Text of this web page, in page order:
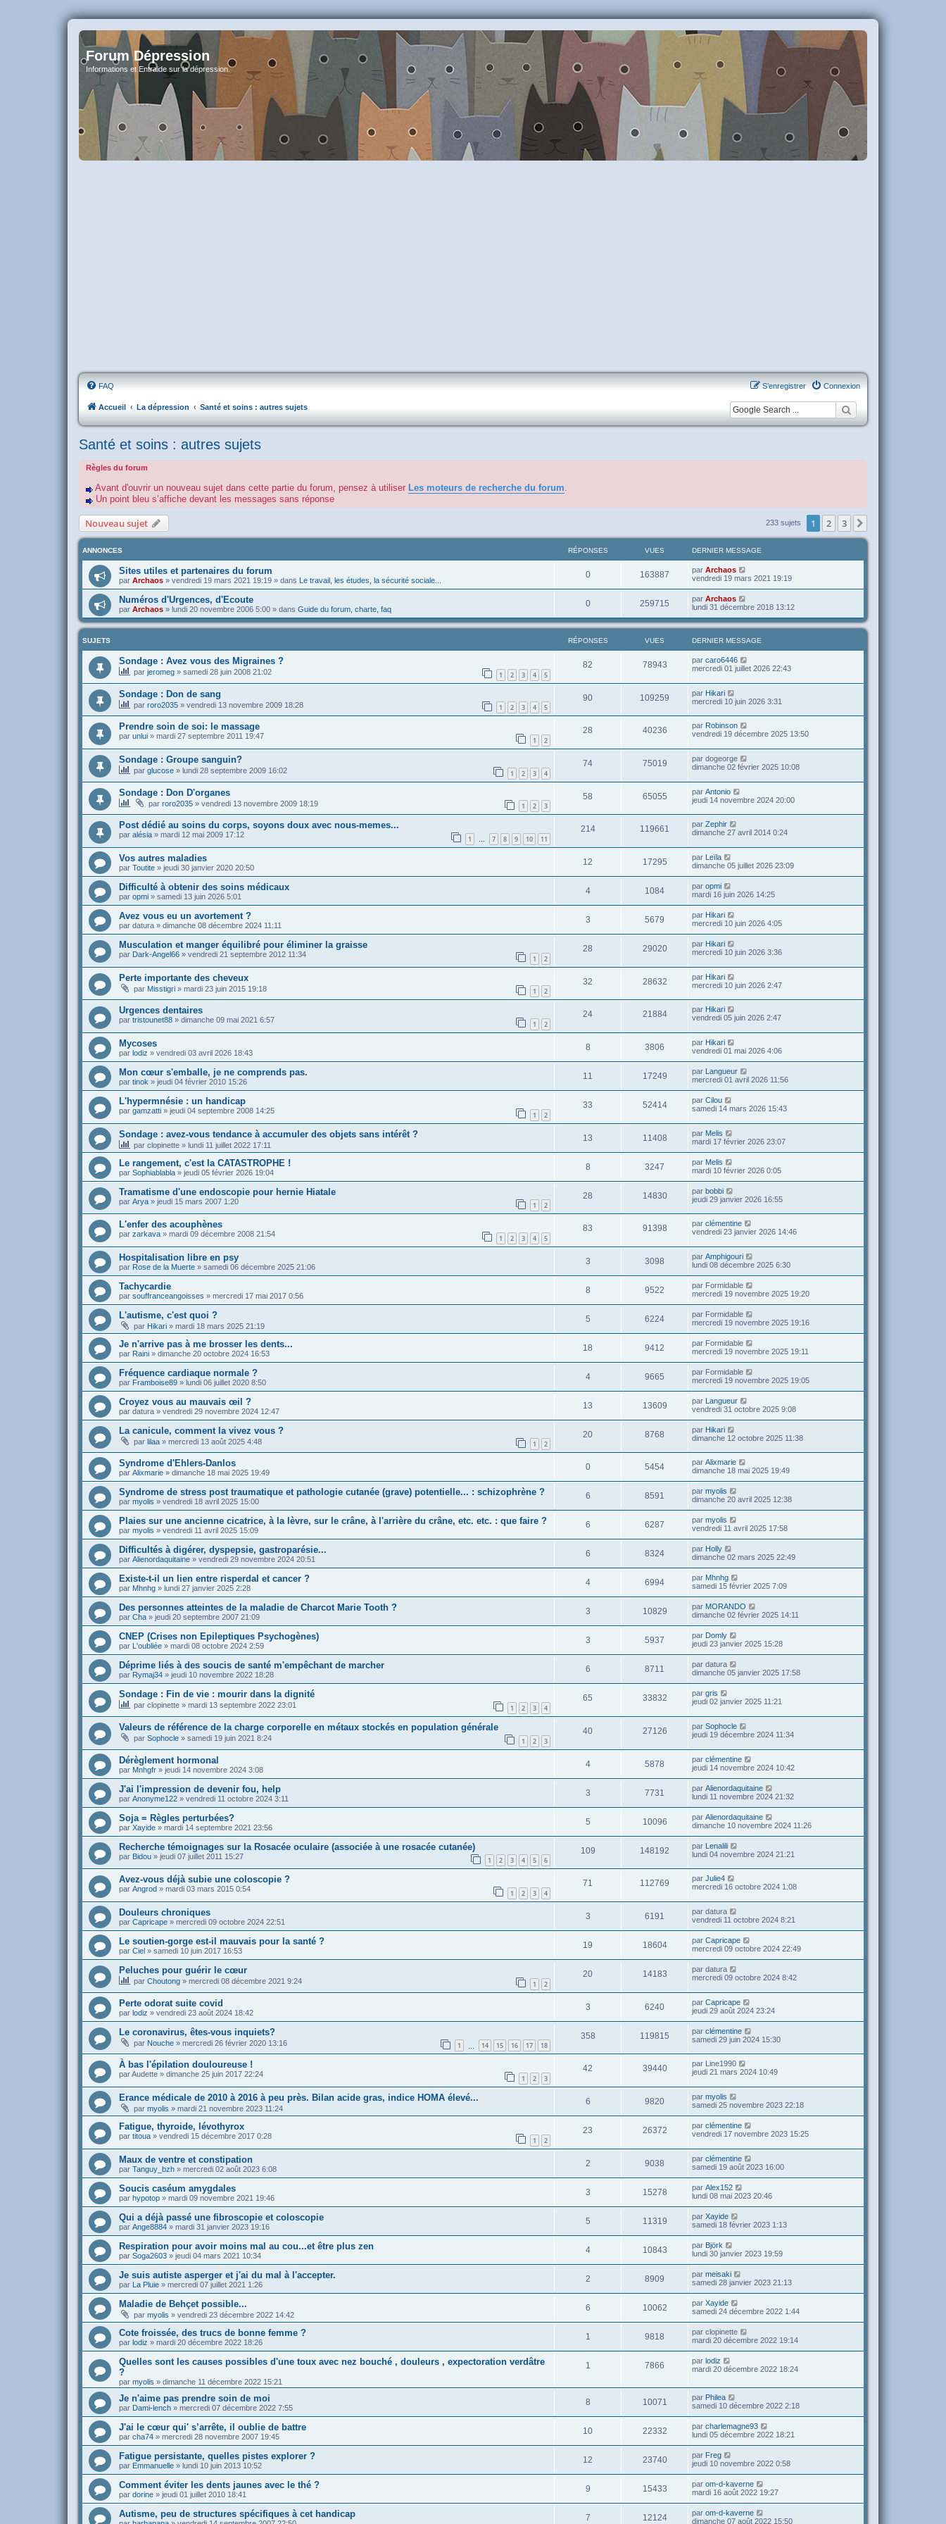
Forum Dépression
Informations et Entraide sur la dépression.
FAQ Connexion
S’enregistrer
Accueil La dépression Santé et soins : autres sujets
Santé et soins : autres sujets
Règles du forum
Avant d'ouvrir un nouveau sujet dans cette partie du forum, pensez à utiliser Les moteurs de recherche du forum.
Un point bleu s’affiche devant les messages sans réponse
Nouveau sujet 233 sujets 1 2 3
ANNONCES RÉPONSES VUES DERNIER MESSAGE
Sites utiles et partenaires du forum
par Archaos » vendredi 19 mars 2021 19:19 » dans Le travail, les études, la sécurité sociale...
0 163887 par Archaos
vendredi 19 mars 2021 19:19
Numéros d'Urgences, d'Ecoute
par Archaos » lundi 20 novembre 2006 5:00 » dans Guide du forum, charte, faq
0 259715 par Archaos
lundi 31 décembre 2018 13:12
SUJETS RÉPONSES VUES DERNIER MESSAGE
Sondage : Avez vous des Migraines ?
par jeromeg » samedi 28 juin 2008 21:02 1 2 3 4 5
82 78943 par caro6446
mercredi 01 juillet 2026 22:43
Sondage : Don de sang
par roro2035 » vendredi 13 novembre 2009 18:28 1 2 3 4 5
90 109259 par Hikari
mercredi 10 juin 2026 3:31
Prendre soin de soi: le massage
par unlui » mardi 27 septembre 2011 19:47 1 2
28 40236 par Robinson
vendredi 19 décembre 2025 13:50
Sondage : Groupe sanguin?
par glucose » lundi 28 septembre 2009 16:02 1 2 3 4
74 75019 par dogeorge
dimanche 02 février 2025 10:08
Sondage : Don D'organes
par roro2035 » vendredi 13 novembre 2009 18:19 1 2 3
58 65055 par Antonio
jeudi 14 novembre 2024 20:00
Post dédié au soins du corps, soyons doux avec nous-memes...
par alésia » mardi 12 mai 2009 17:12 1 … 7 8 9 10 11
214 119661 par Zephir
dimanche 27 avril 2014 0:24
Vos autres maladies
par Toutite » jeudi 30 janvier 2020 20:50
12 17295 par Leïla
dimanche 05 juillet 2026 23:09
Difficulté à obtenir des soins médicaux
par opmi » samedi 13 juin 2026 5:01
4 1084 par opmi
mardi 16 juin 2026 14:25
Avez vous eu un avortement ?
par datura » dimanche 08 décembre 2024 11:11
3 5679 par Hikari
mercredi 10 juin 2026 4:05
Musculation et manger équilibré pour éliminer la graisse
par Dark-Angel66 » vendredi 21 septembre 2012 11:34 1 2
28 29020 par Hikari
mercredi 10 juin 2026 3:36
Perte importante des cheveux
par Misstigri » mardi 23 juin 2015 19:18 1 2
32 28632 par Hikari
mercredi 10 juin 2026 2:47
Urgences dentaires
par tristounet88 » dimanche 09 mai 2021 6:57 1 2
24 21884 par Hikari
vendredi 05 juin 2026 2:47
Mycoses
par lodiz » vendredi 03 avril 2026 18:43
8 3806 par Hikari
vendredi 01 mai 2026 4:06
Mon cœur s'emballe, je ne comprends pas.
par tinok » jeudi 04 février 2010 15:26
11 17249 par Langueur
mercredi 01 avril 2026 11:56
L'hypermnésie : un handicap
par gamzatti » jeudi 04 septembre 2008 14:25 1 2
33 52414 par Cilou
samedi 14 mars 2026 15:43
Sondage : avez-vous tendance à accumuler des objets sans intérêt ?
par clopinette » lundi 11 juillet 2022 17:11
13 11408 par Melis
mardi 17 février 2026 23:07
Le rangement, c'est la CATASTROPHE !
par Sophiablabla » jeudi 05 février 2026 19:04
8 3247 par Melis
mardi 10 février 2026 0:05
Tramatisme d'une endoscopie pour hernie Hiatale
par Arya » jeudi 15 mars 2007 1:20 1 2
28 14830 par bobbi
jeudi 29 janvier 2026 16:55
L'enfer des acouphènes
par zarkava » mardi 09 décembre 2008 21:54 1 2 3 4 5
83 91398 par clémentine
vendredi 23 janvier 2026 14:46
Hospitalisation libre en psy
par Rose de la Muerte » samedi 06 décembre 2025 21:06
3 3098 par Amphigouri
lundi 08 décembre 2025 6:30
Tachycardie
par souffranceangoisses » mercredi 17 mai 2017 0:56
8 9522 par Formidable
mercredi 19 novembre 2025 19:20
L'autisme, c'est quoi ?
par Hikari » mardi 18 mars 2025 21:19
5 6224 par Formidable
mercredi 19 novembre 2025 19:16
Je n'arrive pas à me brosser les dents...
par Raini » dimanche 20 octobre 2024 16:53
18 9412 par Formidable
mercredi 19 novembre 2025 19:11
Fréquence cardiaque normale ?
par Framboise89 » lundi 06 juillet 2020 8:50
4 9665 par Formidable
mercredi 19 novembre 2025 19:05
Croyez vous au mauvais œil ?
par datura » vendredi 29 novembre 2024 12:47
13 13609 par Langueur
vendredi 31 octobre 2025 9:08
La canicule, comment la vivez vous ?
par lilaa » mercredi 13 août 2025 4:48 1 2
20 8768 par Hikari
dimanche 12 octobre 2025 11:38
Syndrome d'Ehlers-Danlos
par Alixmarie » dimanche 18 mai 2025 19:49
0 5454 par Alixmarie
dimanche 18 mai 2025 19:49
Syndrome de stress post traumatique et pathologie cutanée (grave) potentielle... : schizophrène ?
par myolis » vendredi 18 avril 2025 15:00
6 8591 par myolis
dimanche 20 avril 2025 12:38
Plaies sur une ancienne cicatrice, à la lèvre, sur le crâne, à l'arrière du crâne, etc. etc. : que faire ?
par myolis » vendredi 11 avril 2025 15:09
6 6287 par myolis
vendredi 11 avril 2025 17:58
Difficultés à digérer, dyspepsie, gastroparésie...
par Alienordaquitaine » vendredi 29 novembre 2024 20:51
6 8324 par Holly
dimanche 02 mars 2025 22:49
Existe-t-il un lien entre risperdal et cancer ?
par Mhnhg » lundi 27 janvier 2025 2:28
4 6994 par Mhnhg
samedi 15 février 2025 7:09
Des personnes atteintes de la maladie de Charcot Marie Tooth ?
par Cha » jeudi 20 septembre 2007 21:09
3 10829 par MORANDO
dimanche 02 février 2025 14:11
CNEP (Crises non Epileptiques Psychogènes)
par L'oubliée » mardi 08 octobre 2024 2:59
3 5937 par Domly
jeudi 23 janvier 2025 15:28
Déprime liés à des soucis de santé m'empêchant de marcher
par Rymaj34 » jeudi 10 novembre 2022 18:28
6 8711 par datura
dimanche 05 janvier 2025 17:58
Sondage : Fin de vie : mourir dans la dignité
par clopinette » mardi 13 septembre 2022 23:01 1 2 3 4
65 33832 par gris
jeudi 02 janvier 2025 11:21
Valeurs de référence de la charge corporelle en métaux stockés en population générale
par Sophocle » samedi 19 juin 2021 8:24 1 2 3
40 27126 par Sophocle
jeudi 19 décembre 2024 11:34
Dérèglement hormonal
par Mnhgfr » jeudi 14 novembre 2024 3:08
4 5878 par clémentine
jeudi 14 novembre 2024 10:42
J'ai l'impression de devenir fou, help
par Anonyme122 » vendredi 11 octobre 2024 3:11
3 7731 par Alienordaquitaine
lundi 11 novembre 2024 21:32
Soja = Règles perturbées?
par Xayide » mardi 14 septembre 2021 23:56
5 10096 par Alienordaquitaine
dimanche 10 novembre 2024 11:26
Recherche témoignages sur la Rosacée oculaire (associée à une rosacée cutanée)
par Bidou » jeudi 07 juillet 2011 15:27 1 2 3 4 5 6
109 148192 par Lenalili
lundi 04 novembre 2024 21:21
Avez-vous déjà subie une coloscopie ?
par Angrod » mardi 03 mars 2015 0:54 1 2 3 4
71 112769 par Julie4
mercredi 16 octobre 2024 1:08
Douleurs chroniques
par Capricape » mercredi 09 octobre 2024 22:51
3 6191 par datura
vendredi 11 octobre 2024 8:21
Le soutien-gorge est-il mauvais pour la santé ?
par Ciel » samedi 10 juin 2017 16:53
19 18604 par Capricape
mercredi 09 octobre 2024 22:49
Peluches pour guérir le cœur
par Choutong » mercredi 08 décembre 2021 9:24 1 2
20 14183 par datura
mercredi 09 octobre 2024 8:42
Perte odorat suite covid
par lodiz » vendredi 23 août 2024 18:42
3 6240 par Capricape
jeudi 29 août 2024 23:24
Le coronavirus, êtes-vous inquiets?
par Nouche » mercredi 26 février 2020 13:16 1 14 15 16 17 18
358 119815 par clémentine
samedi 29 juin 2024 15:30
À bas l'épilation douloureuse !
parAudette » dimanche 25 juin 2017 22:24 1 2 3
42 39440 par
Line1990
jeudi 21 mars 2024 10:49
Erance médicale de 2010 à 2016 à peu près. Bilan acide gras, indice HOMA élevé...
par myolis » mardi 21 novembre 2023 11:24
6 9820 par myolis
samedi 25 novembre 2023 22:18
Fatigue, thyroide, lévothyrox
par titoua » vendredi 15 décembre 2017 0:28 1 2
23 26372 par clémentine
vendredi 17 novembre 2023 15:25
Maux de ventre et constipation
par Tanguy_bzh » mercredi 02 août 2023 6:08
2 9038 par clémentine
samedi 19 août 2023 16:00
Soucis caséum amygdales
par hypotop » mardi 09 novembre 2021 19:46
3 15278 par Alex152
lundi 08 mai 2023 20:46
Qui a déjà passé une fibroscopie et coloscopie
par Ange8884 » mardi 31 janvier 2023 19:16
5 11319 par Xayide
samedi 18 février 2023 1:13
Respiration pour avoir moins mal au cou...et être plus zen
par Soga2603 » jeudi 04 mars 2021 10:34
4 10843 par Björk
lundi 30 janvier 2023 19:59
Je suis autiste asperger et j'ai du mal à l'accepter.
par La Pluie » mercredi 07 juillet 2021 1:26
2 8909 par meisaki
samedi 28 janvier 2023 21:13
Maladie de Behçet possible...
par myolis » vendredi 23 décembre 2022 14:42
6 10062 par Xayide
samedi 24 décembre 2022 1:44
Cote froissée, des trucs de bonne femme ?
par lodiz » mardi 20 décembre 2022 18:26
1 9818 par clopinette
mardi 20 décembre 2022 19:14
Quelles sont les causes possibles d'une toux avec nez bouché , douleurs , expectoration verdâtre
?
par myolis » dimanche 11 décembre 2022 15:21
1 7866 par lodiz
mardi 20 décembre 2022 18:24
Je n'aime pas prendre soin de moi
par Dami-lench » mercredi 07 décembre 2022 7:55
8 10071 par Philea
samedi 10 décembre 2022 2:18
J'ai le cœur qui' s’arrête, il oublie de battre
par cha74 » mercredi 28 novembre 2007 19:45
10 22332 par charlemagne93
lundi 05 décembre 2022 18:21
Fatigue persistante, quelles pistes explorer ?
par Emmanuelle » lundi 10 juin 2013 10:52
12 23740 par Freg
jeudi 10 novembre 2022 0:58
Comment éviter les dents jaunes avec le thé ?
par dorine » jeudi 01 juillet 2010 18:41
9 15433 par om-d-kaverne
mardi 16 août 2022 19:27
Autisme, peu de structures spécifiques à cet handicap 7 12124 par om-d-kaverne
dimanche 07 août 2022 15:50